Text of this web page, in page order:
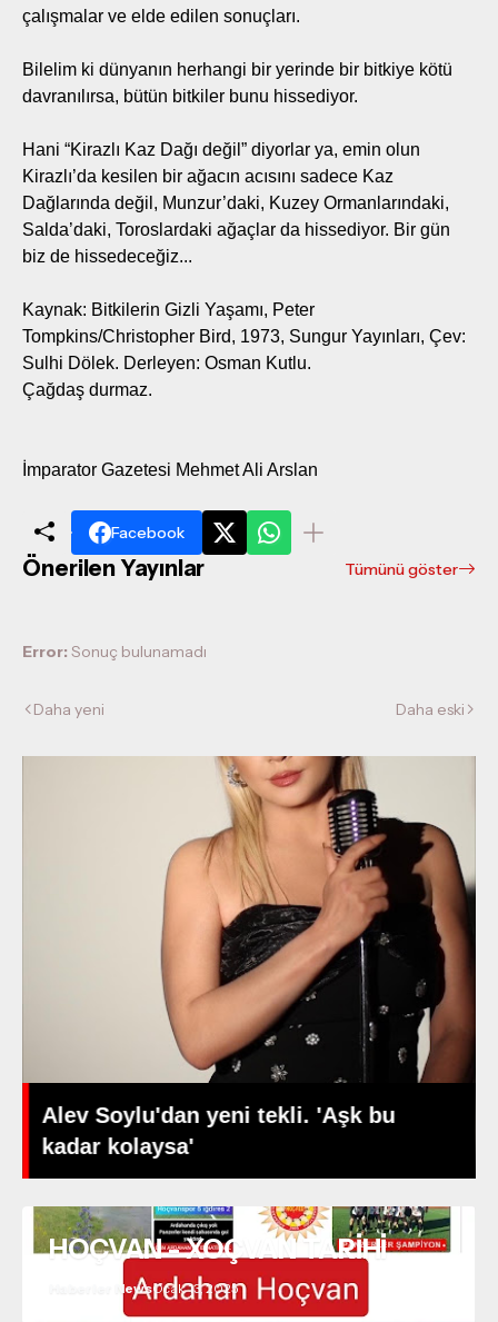
çalışmalar ve elde edilen sonuçları.
Bilelim ki dünyanın herhangi bir yerinde bir bitkiye kötü
davranılırsa, bütün bitkiler bunu hissediyor.
Hani “Kirazlı Kaz Dağı değil” diyorlar ya, emin olun
Kirazlı’da kesilen bir ağacın acısını sadece Kaz
Dağlarında değil, Munzur’daki, Kuzey Ormanlarındaki,
Salda’daki, Toroslardaki ağaçlar da hissediyor. Bir gün
biz de hissedeceğiz...
Kaynak: Bitkilerin Gizli Yaşamı, Peter
Tompkins/Christopher Bird, 1973, Sungur Yayınları, Çev:
Sulhi Dölek. Derleyen: Osman Kutlu.
Çağdaş durmaz.
İmparator Gazetesi Mehmet Ali Arslan
Facebook
Önerilen Yayınlar Tümünü göster
Error: Sonuç bulunamadı
Daha yeni Daha eski
'Aşk bu
Erzincan Futbolunda
Noktası: Hamdi
HOÇVAN - XOÇVAN TARİHİ
Haberler NewsOcak 13, 2025